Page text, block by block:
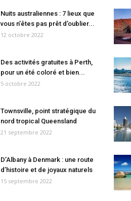
Nuits australiennes : 7 lieux que
vous n’êtes pas prêt d’oublier...
12 octobre 2022
Des activités gratuites à Perth,
pour un été coloré et bien...
5 octobre 2022
Townsville, point stratégique du
nord tropical Queensland
21 septembre 2022
D’Albany à Denmark : une route
d’histoire et de joyaux naturels
15 septembre 2022